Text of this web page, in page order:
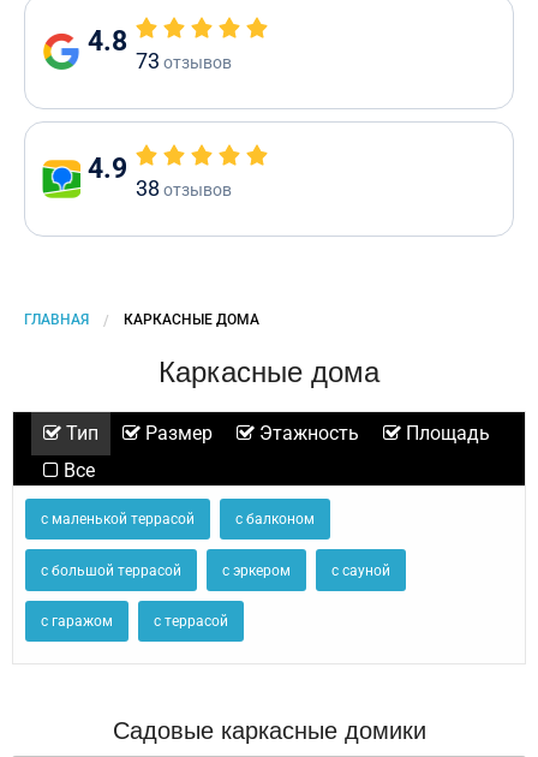
4.8
73 отзывов
4.9
38 отзывов
ГЛАВНАЯ CURRENT:
КАРКАСНЫЕ ДОМА
Каркасные дома
Тип Размер Этажность
Площадь
Все
с маленькой террасой с балконом
с большой террасой с эркером с сауной
с гаражом с террасой
Садовые каркасные домики